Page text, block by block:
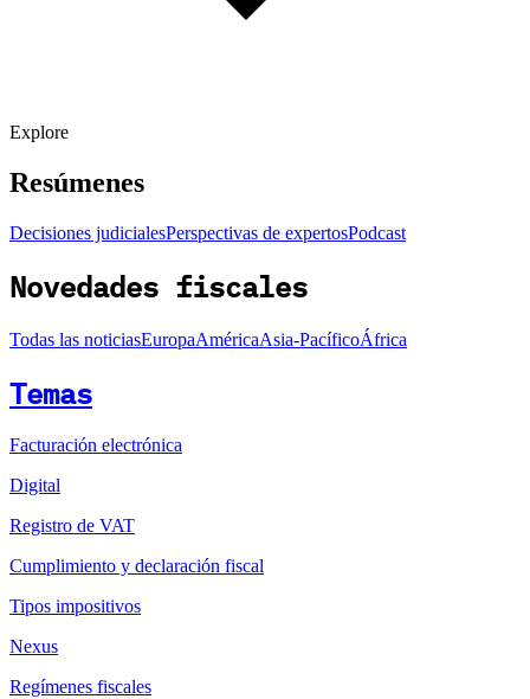
Explore
Resúmenes
Decisiones judicialesPerspectivas de expertosPodcast
Novedades fiscales
Todas las noticiasEuropaAméricaAsia-PacíficoÁfrica
Temas
Facturación electrónica
Digital
Registro de VAT
Cumplimiento y declaración fiscal
Tipos impositivos
Nexus
Regímenes fiscales